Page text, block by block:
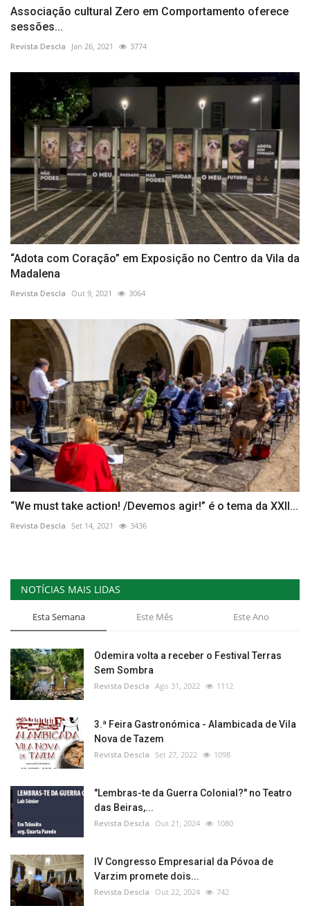
Associação cultural Zero em Comportamento oferece
sessões...
Revista Descla Jan 26, 2021 3774
“Adota com Coração” em Exposição no Centro da Vila da
Madalena
Revista Descla Out 9, 2021 3064
“We must take action! /Devemos agir!” é o tema da XXII...
Revista Descla Set 14, 2021 3436
NOTÍCIAS MAIS LIDAS
Esta Semana Este Mês Este Ano
Odemira volta a receber o Festival Terras
Sem Sombra
Revista Descla Ago 31, 2022 1112
3.ª Feira Gastronómica - Alambicada de Vila
Nova de Tazem
Revista Descla Set 27, 2022 1098
"Lembras-te da Guerra Colonial?" no Teatro
das Beiras,...
Revista Descla Out 21, 2024 1080
IV Congresso Empresarial da Póvoa de
Varzim promete dois...
Revista Descla Out 22, 2024 742